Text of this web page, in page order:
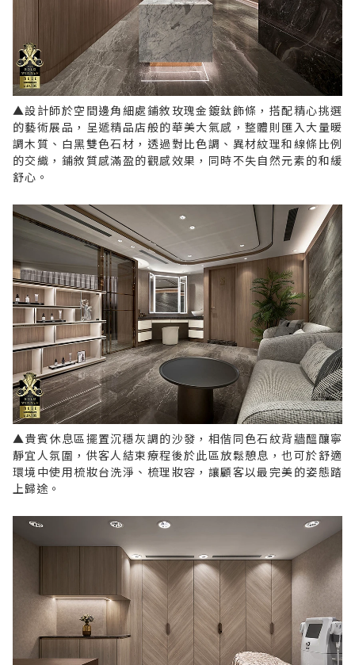
▲設計師於空間邊角細處鋪敘玫瑰金鍍鈦飾條，搭配精心挑選
的藝術展品，呈遞精品店般的華美大氣感，整體則匯入大量暖
調木質、白黑雙色石材，透過對比色調、異材紋理和線條比例
的交織，鋪敘質感滿盈的觀感效果，同時不失自然元素的和緩
舒心。
▲貴賓休息區擺置沉穩灰調的沙發，相偕同色石紋背牆醞釀寧
靜宜人氛圍，供客人結束療程後於此區放鬆憩息，也可於舒適
環境中使用梳妝台洗淨、梳理妝容，讓顧客以最完美的姿態踏
上歸途。